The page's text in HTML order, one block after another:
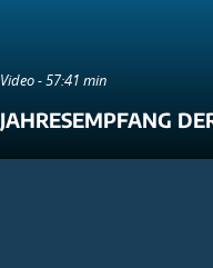
Video - 57:41 min
JAHRESEMPFANG